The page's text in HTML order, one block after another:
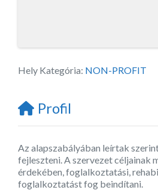
Hely Kategória: NON-PROFIT
Profil
Az alapszabályában leírtak
fejleszteni. A szervezet céljainak
érdekében, foglalkoztatási,
foglalkoztatást fog beindítani.